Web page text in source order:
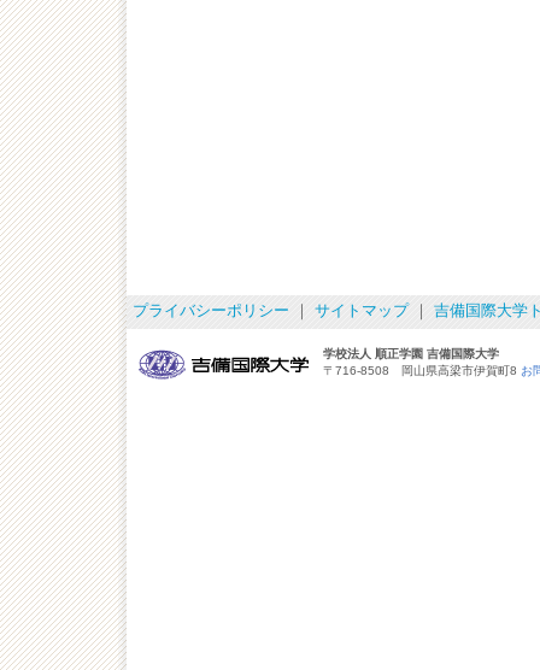
プライバシーポリシー ｜ サイトマップ｜ 吉備国際大学
学校法人 順正学園 吉備国際大学
〒716-8508 岡山県高梁市伊賀町8 お